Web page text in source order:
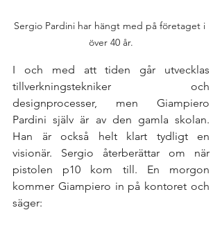
Sergio Pardini har hängt med på företaget i
över 40 år.
I och med att tiden går utvecklas
tillverkningstekniker och
designprocesser, men Giampiero
Pardini själv är av den gamla skolan.
Han är också helt klart tydligt en
visionär. Sergio återberättar om när
pistolen p10 kom till. En morgon
kommer Giampiero in på kontoret och
säger: